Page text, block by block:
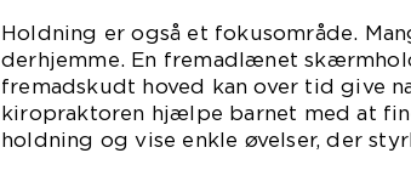
Holdning er også et fokusområde.
derhjemme. En fremadlænet
fremadskudt hoved kan over tid give
kiropraktoren hjælpe barnet med at
holdning og vise enkle øvelser, der